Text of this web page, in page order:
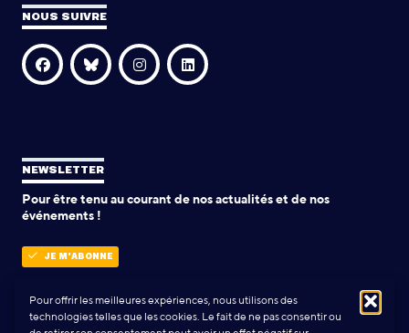
Pour offrir les meilleures expériences, nous utilisons des
technologies telles que les cookies. Le fait de ne pas consentir ou
NOUS SUIVRE
NEWSLETTER
Pour être tenu au courant de nos actualités et de nos
événements !
JE M'ABONNE
POLITIQUE DE CONFIDENTIALITÉ